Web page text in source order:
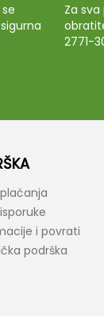
Za
2771-
i povrati
podrška